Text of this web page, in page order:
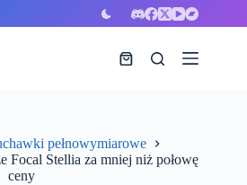
Koszyk
pełnowymiarowe
Focal Stellia za mniej niż połowę
ceny